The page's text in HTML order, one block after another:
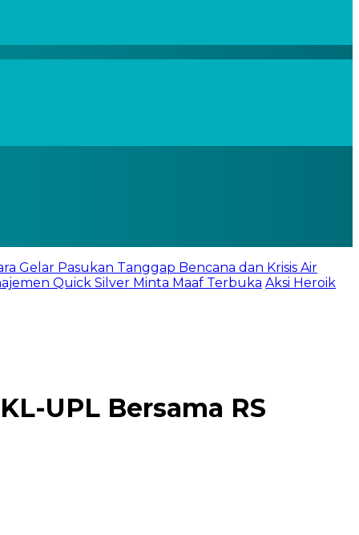
Gelar Pasukan Tanggap Bencana dan Krisis Air
Quick Silver Minta Maaf Terbuka Aksi Heroik
UPL Bersama RS